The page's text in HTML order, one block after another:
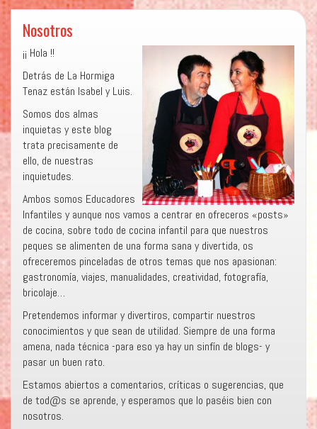
Nosotros
¡¡ Hola !!
Detrás de La Hormiga
Tenaz están Isabel y Luis.
Somos dos almas
inquietas y este blog
trata precisamente de
ello, de nuestras
inquietudes.
Ambos somos Educadores
Infantiles y aunque nos vamos a centrar en ofreceros «posts»
de cocina, sobre todo de cocina infantil para que nuestros
peques se alimenten de una forma sana y divertida, os
ofreceremos pinceladas de otros temas que nos apasionan:
gastronomía, viajes, manualidades, creatividad, fotografía,
bricolaje…
Pretendemos informar y divertiros, compartir nuestros
conocimientos y que sean de utilidad. Siempre de una forma
amena, nada técnica -para eso ya hay un sinfín de blogs- y
pasar un buen rato.
Estamos abiertos a comentarios, críticas o sugerencias, que
de tod@s se aprende, y esperamos que lo paséis bien con
nosotros.